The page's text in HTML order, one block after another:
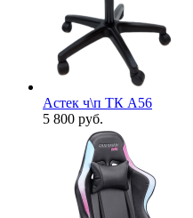
Астек ч\п ТК А56
5 800 руб.